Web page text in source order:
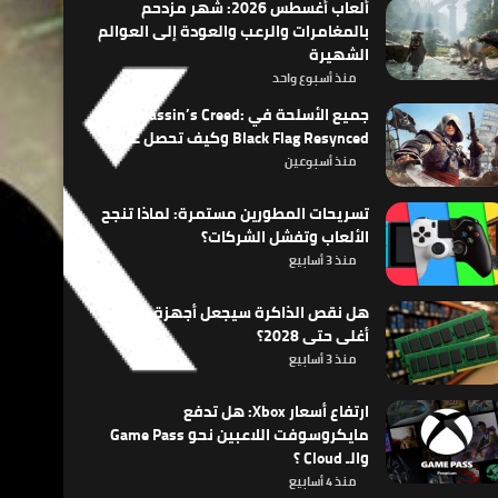
ألعاب أغسطس 2026: شهر مزدحم
بالمغامرات والرعب والعودة إلى العوالم
الشهيرة
منذ أسبوع واحد
جميع الأسلحة في Assassin’s Creed:
Black Flag Resynced وكيف تحصل عليها
منذ أسبوعين
تسريحات المطورين مستمرة: لماذا تنجح
الألعاب وتفشل الشركات؟
منذ 3 أسابيع
هل نقص الذاكرة سيجعل أجهزة الألعاب
أغلى حتى 2028؟
منذ 3 أسابيع
ارتفاع أسعار Xbox: هل تدفع
مايكروسوفت اللاعبين نحو Game Pass
والـ Cloud ؟
منذ 4 أسابيع